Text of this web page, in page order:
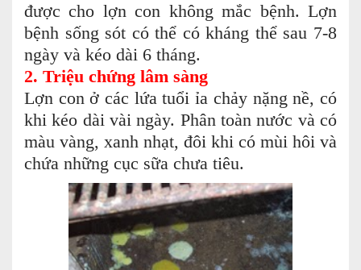
được cho lợn con không mắc bệnh. Lợn
bệnh sống sót có thể có kháng thể sau 7-8
ngày và kéo dài 6 tháng.
2. Triệu chứng lâm sàng
Lợn con ở các lứa tuổi ỉa chảy nặng nề, có
khi kéo dài vài ngày. Phân toàn nước và có
màu vàng, xanh nhạt, đôi khi có mùi hôi và
chứa những cục sữa chưa tiêu.